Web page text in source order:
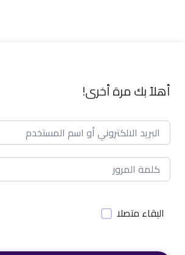
أهلاً بك مرة أخرى!
البقاء متصلا